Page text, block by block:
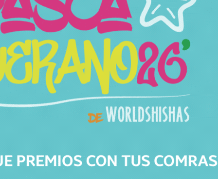
Productos relacionados
Productos relacionados con CACHIMBA MOZE VARITY LOUNGE
SILVER WAVY YELLOW
Todos los productos